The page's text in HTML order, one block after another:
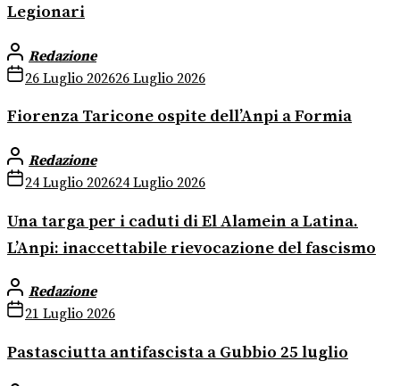
Legionari
Redazione
26 Luglio 202626 Luglio 2026
Fiorenza Taricone ospite dell’Anpi a Formia
Redazione
24 Luglio 202624 Luglio 2026
Una targa per i caduti di El Alamein a Latina.
L’Anpi: inaccettabile rievocazione del fascismo
Redazione
21 Luglio 2026
Pastasciutta antifascista a Gubbio 25 luglio